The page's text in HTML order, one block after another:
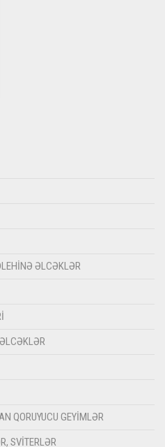
ƏLCƏKLƏR
QORUYUCU GEYIMLƏR
SVITERLƏR